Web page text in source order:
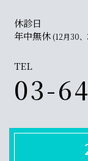
休診日
年中無休 (12月30
TEL
03-